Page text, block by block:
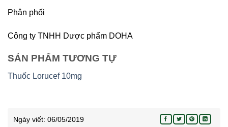
Phân phối
Công ty TNHH Dược phẩm DOHA
SẢN PHẨM TƯƠNG TỰ
Thuốc Lorucef 10mg
Ngày viết: 06/05/2019